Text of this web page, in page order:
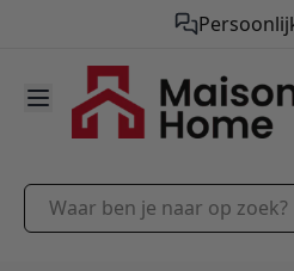
Gratis
Ga naar de inhoud
Waar ben je naar op zoek?